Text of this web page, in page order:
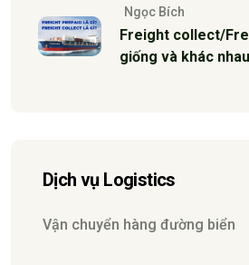
Ngọc Bích
Freight collect/
giống và khác
Dịch vụ Logistics
Vận chuyển hàng đường biển